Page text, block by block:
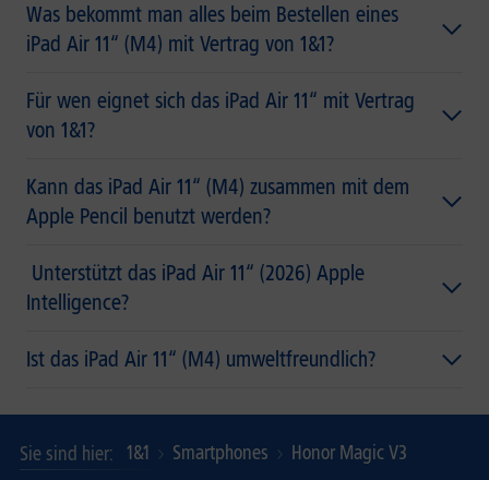
Was bekommt man alles beim Bestellen eines
iPad Air 11“ (M4) mit Vertrag von 1&1?
Für wen eignet sich das iPad Air 11“ mit Vertrag
von 1&1?
Kann das iPad Air 11“ (M4) zusammen mit dem
Apple Pencil benutzt werden?
Unterstützt das iPad Air 11“ (2026) Apple
Intelligence?
Ist das iPad Air 11“ (M4) umweltfreundlich?
Sie sind hier 1&1 Smartphones Honor Magic V3